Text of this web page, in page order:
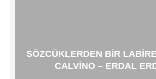
SÖZCÜKLERDEN BIR
CALVINO – ERDAL